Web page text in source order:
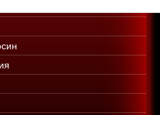
магазинов Web-Site.in.ua